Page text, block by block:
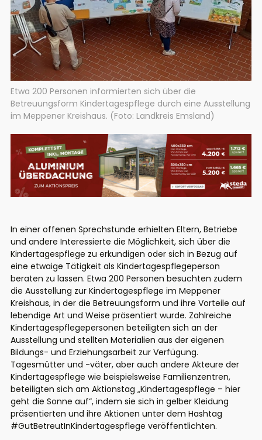
Etwa 200 Personen informierten sich über die
Betreuungsform Kindertagespflege durch eine Ausstellung
im Meppener Kreishaus. (Foto: Landkreis Emsland)
In einer offenen Sprechstunde erhielten Eltern, Betriebe
und andere Interessierte die Möglichkeit, sich über die
Kindertagespflege zu erkundigen oder sich in Bezug auf
eine etwaige Tätigkeit als Kindertagespflegeperson
beraten zu lassen. Etwa 200 Personen besuchten zudem
die Ausstellung zur Kindertagespflege im Meppener
Kreishaus, in der die Betreuungsform und ihre Vorteile auf
lebendige Art und Weise präsentiert wurde. Zahlreiche
Kindertagespflegepersonen beteiligten sich an der
Ausstellung und stellten Materialien aus der eigenen
Bildungs- und Erziehungsarbeit zur Verfügung.
Tagesmütter und -väter, aber auch andere Akteure der
Kindertagespflege wie beispielsweise Familienzentren,
beteiligten sich am Aktionstag „Kindertagespflege – hier
geht die Sonne auf“, indem sie sich in gelber Kleidung
präsentierten und ihre Aktionen unter dem Hashtag
#GutBetreutInKindertagespflege veröffentlichten.